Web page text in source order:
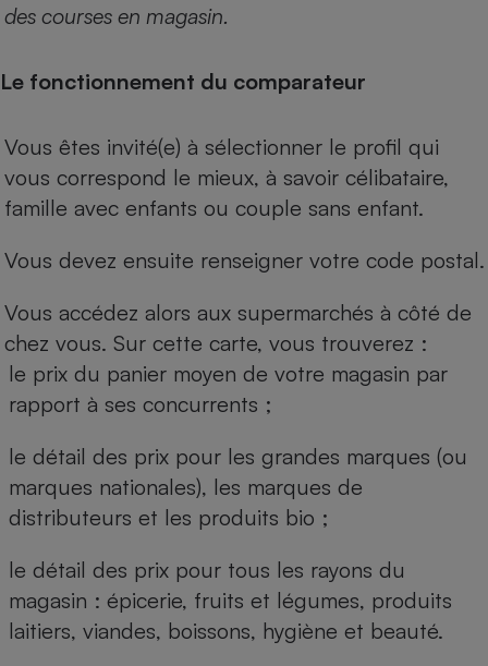
des courses en magasin.
Le fonctionnement du comparateur
Vous êtes invité(e) à sélectionner le profil qui
vous correspond le mieux, à savoir célibataire,
famille avec enfants ou couple sans enfant.
Vous devez ensuite renseigner votre code postal.
Vous accédez alors aux supermarchés à côté de
chez vous. Sur cette carte, vous trouverez :
le prix du panier moyen de votre magasin par
rapport à ses concurrents ;
le détail des prix pour les grandes marques (ou
marques nationales), les marques de
distributeurs et les produits bio ;
le détail des prix pour tous les rayons du
magasin : épicerie, fruits et légumes, produits
laitiers, viandes, boissons, hygiène et beauté.